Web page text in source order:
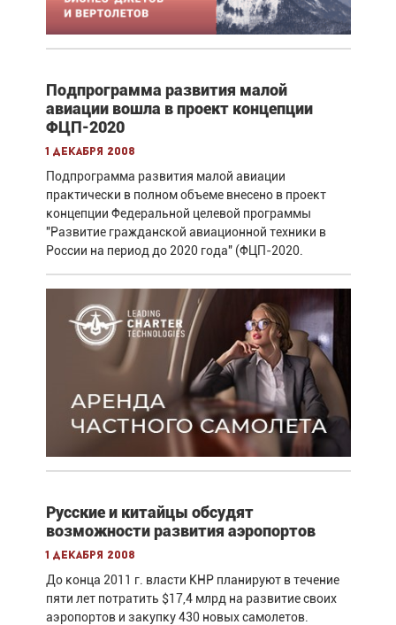
Подпрограмма развития малой
авиации вошла в проект концепции
ФЦП-2020
1 декабря 2008
Подпрограмма развития малой авиации
практически в полном объеме внесено в проект
концепции Федеральной целевой программы
"Развитие гражданской авиационной техники в
России на период до 2020 года" (ФЦП-2020.
Русские и китайцы обсудят
возможности развития аэропортов
1 декабря 2008
До конца 2011 г. власти КНР планируют в течение
пяти лет потратить $17,4 млрд на развитие своих
аэропортов и закупку 430 новых самолетов.